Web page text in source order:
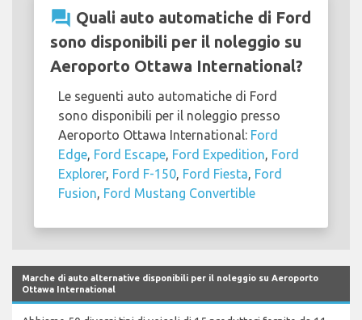
question_answer Quali auto automatiche di Ford
sono disponibili per il noleggio su
Aeroporto Ottawa International?
Le seguenti auto automatiche di Ford
sono disponibili per il noleggio presso
Aeroporto Ottawa International: Ford
Edge Ford Escape Ford Expedition Ford
Explorer, Ford F-150 Ford Fiesta Ford
Fusion Ford Mustang Convertible
Marche di auto alternative disponibili per il noleggio su Aeroporto
Ottawa International